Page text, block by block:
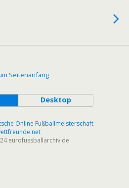
Seitenanfang
Desktop
Online Fußballmeisterschaft
eurofussballarchiv.de